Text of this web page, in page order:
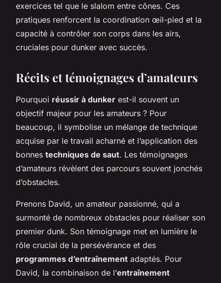
exercices tel que le slalom entre cônes. Ces
pratiques renforcent la coordination œil-pied et la
capacité à contrôler son corps dans les airs,
cruciales pour dunker avec succès.
Récits et témoignages d’amateurs
Pourquoi réussir à dunker est-il souvent un
objectif majeur pour les amateurs ? Pour
beaucoup, il symbolise un mélange de technique
acquise par le travail acharné et l’application des
bonnes techniques de saut. Les témoignages
d’amateurs révèlent des parcours souvent jonchés
d’obstacles.
Prenons David, un amateur passionné, qui a
surmonté de nombreux obstacles pour réaliser son
premier dunk. Son témoignage met en lumière le
rôle crucial de la persévérance et des
programmes d’entraînement adaptés. Pour
David, la combinaison de l’entraînement